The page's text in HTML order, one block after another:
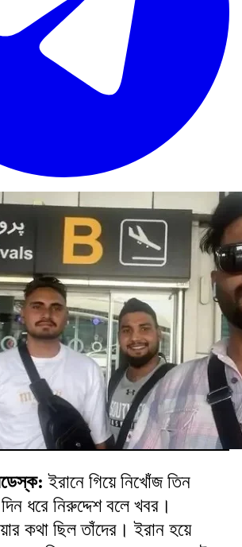
ইরানে গিয়ে নিখোঁজ তিন
ধরে নিরুদ্দেশ বলে খবর।
কথা ছিল তাঁদের। ইরান হয়ে